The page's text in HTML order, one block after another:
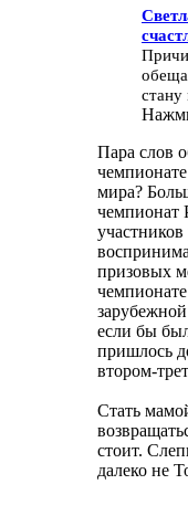
Пара слов
мира?
чемпионат
призовых
если бы
пришлось
втором-
Стать
стоит.
далеко не